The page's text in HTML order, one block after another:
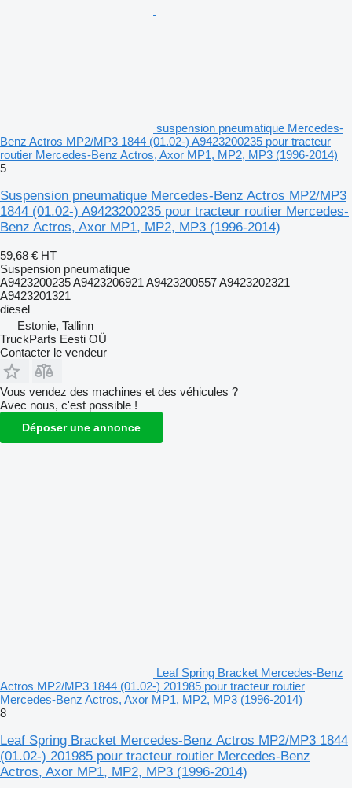
suspension pneumatique Mercedes-
Benz Actros MP2/MP3 1844 (01.02-) A9423200235 pour tracteur
routier Mercedes-Benz Actros, Axor MP1, MP2, MP3 (1996-2014)
5
Suspension pneumatique Mercedes-Benz Actros MP2/MP3
1844 (01.02-) A9423200235 pour tracteur routier Mercedes-
Benz Actros, Axor MP1, MP2, MP3 (1996-2014)
59,68 € HT
Suspension pneumatique
A9423200235 A9423206921 A9423200557 A9423202321
A9423201321
diesel
Estonie, Tallinn
TruckParts Eesti OÜ
Contacter le vendeur
Vous vendez des machines et des véhicules ?
Avec nous, c'est possible !
Déposer une annonce
Leaf Spring Bracket Mercedes-Benz
Actros MP2/MP3 1844 (01.02-) 201985 pour tracteur routier
Mercedes-Benz Actros, Axor MP1, MP2, MP3 (1996-2014)
8
Leaf Spring Bracket Mercedes-Benz Actros MP2/MP3 1844
(01.02-) 201985 pour tracteur routier Mercedes-Benz
Actros, Axor MP1, MP2, MP3 (1996-2014)